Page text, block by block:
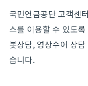
국민연금공단 고객센
스를 이용할 수 있도
봇상담, 영상수어 상
습니다.